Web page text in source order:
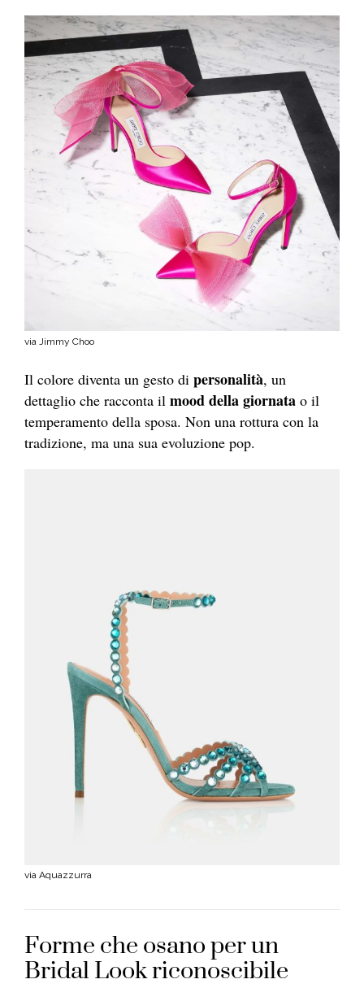
via Jimmy Choo
Il colore diventa un gesto di personalità, un
dettaglio che racconta il mood della giornata o il
temperamento della sposa. Non una rottura con la
tradizione, ma una sua evoluzione pop.
via Aquazzurra
Forme che osano per un
Bridal Look riconoscibile